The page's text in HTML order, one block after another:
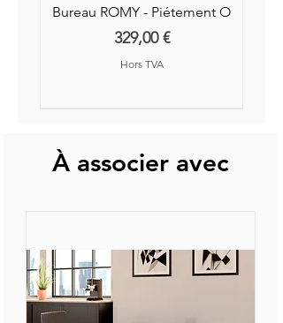
Bureau ROMY - Piétement O
Prix
329,00 €
Hors TVA
À associer avec